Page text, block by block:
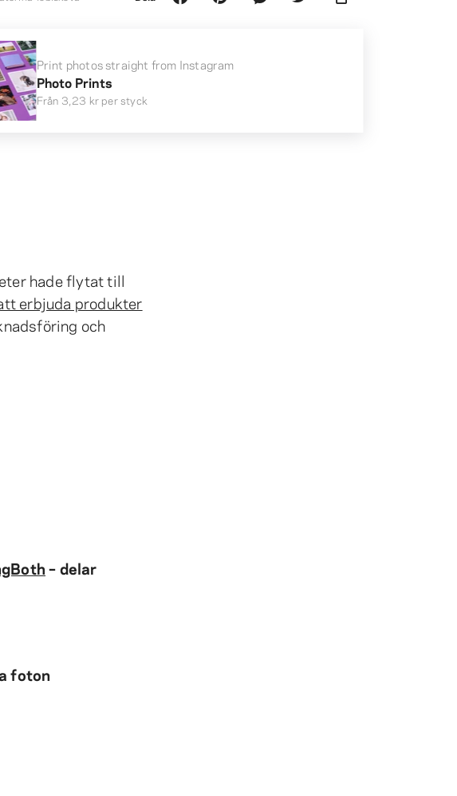
Print photos straight from Instagram
Photo Prints
Från 3,23 krper styck
hade flytat till
erbjuda produkter
och
– delar
foton